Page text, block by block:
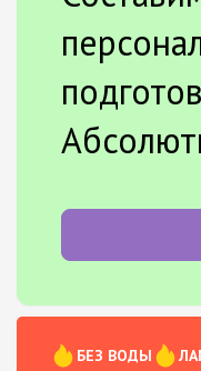
БЕЗ ВОДЫ